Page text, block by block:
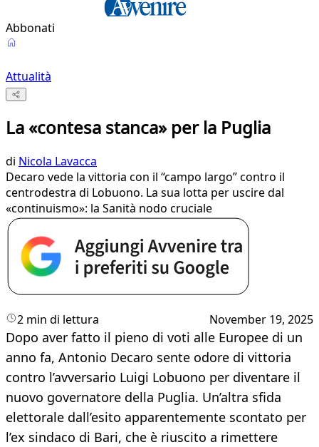
Abbonati
Attualità
La «contesa stanca» per la Puglia
di Nicola Lavacca
Decaro vede la vittoria con il “campo largo” contro il
centrodestra di Lobuono. La sua lotta per uscire dal
«continuismo»: la Sanità nodo cruciale
2 min di lettura November 19, 2025
Dopo aver fatto il pieno di voti alle Europee di un
anno fa, Antonio Decaro sente odore di vittoria
contro l’avversario Luigi Lobuono per diventare il
nuovo governatore della Puglia. Un’altra sfida
elettorale dall’esito apparentemente scontato per
l’ex sindaco di Bari, che è riuscito a rimettere